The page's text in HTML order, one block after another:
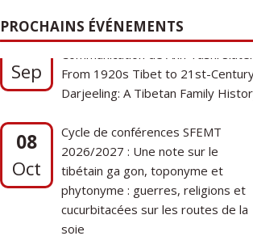
PROCHAINS ÉVÉNEMENTS
Darjeeling: A Tibetan Family History
08
Cycle de conférences SFEMT
2026/2027 : Une note sur le
phytonyme : guerres, religions et
cucurbitacées sur les routes de la
soie
Communication de Ann Tashi Slater :
From 1920s Tibet to 21st-Century